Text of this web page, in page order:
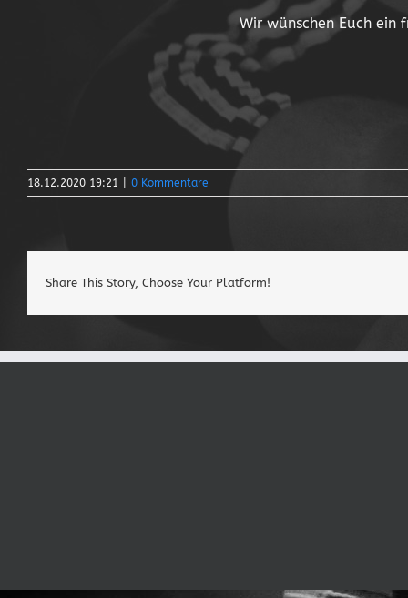
Wir wünschen Euch ein
18.12.2020 19:21 0 Kommentare
Share This Story, Choose Your Platform!